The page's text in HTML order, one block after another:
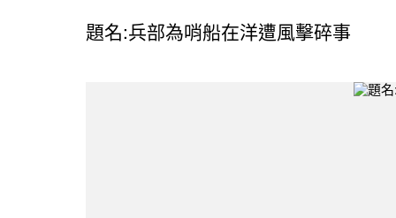
題名:兵部為哨船在洋遭風擊碎事